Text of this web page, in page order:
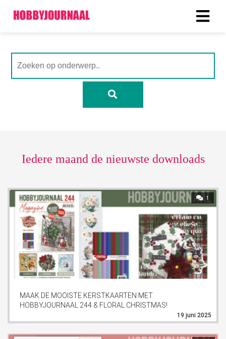
Iedere maand de nieuwste downloads
1
MAAK DE MOOISTE KERSTKAARTEN MET
HOBBYJOURNAAL 244 & FLORAL CHRISTMAS!
19 juni 2025